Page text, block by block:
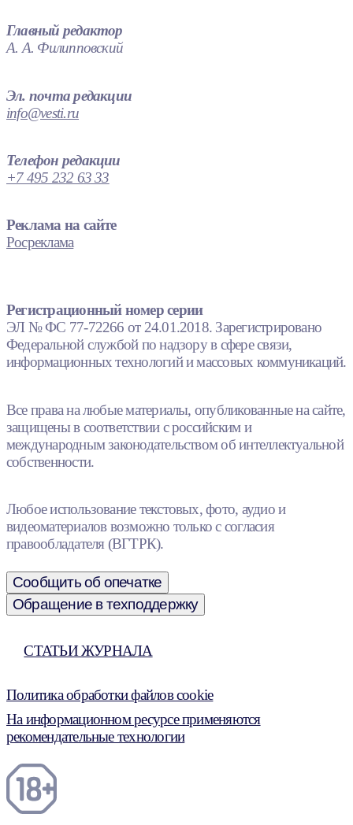
Главный редактор
А. А. Филипповский
Эл. почта редакции
info@vesti.ru
Телефон редакции
+7 495 232 63 33
Реклама на сайте
Росреклама
Регистрационный номер серии
ЭЛ № ФС 77-72266 от 24.01.2018. Зарегистрировано
Федеральной службой по надзору в сфере связи,
информационных технологий и массовых коммуникаций.
Все права на любые материалы, опубликованные на сайте,
защищены в соответствии с российским и
международным законодательством об интеллектуальной
собственности.
Любое использование текстовых, фото, аудио и
видеоматериалов возможно только с согласия
правообладателя (ВГТРК).
Сообщить об опечатке
Обращение в техподдержку
СТАТЬИ ЖУРНАЛА
Политика обработки файлов cookie
На информационном ресурсе применяются
рекомендательные технологии